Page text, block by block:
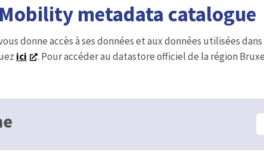
metadata catalogue
donne accès à ses données et aux données utilisées
ici . Pour accéder au datastore officiel de la région